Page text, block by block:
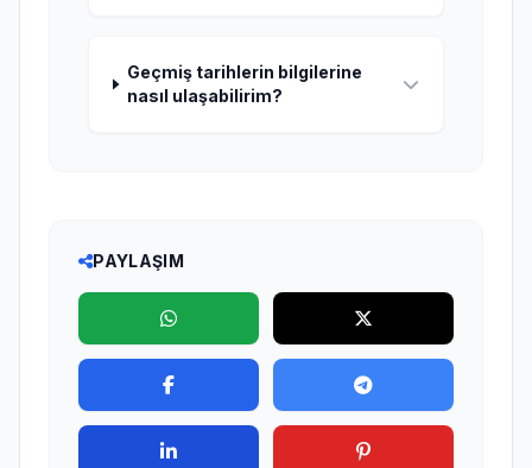
Geçmiş tarihlerin bilgilerine
nasıl ulaşabilirim?
PAYLAŞIM